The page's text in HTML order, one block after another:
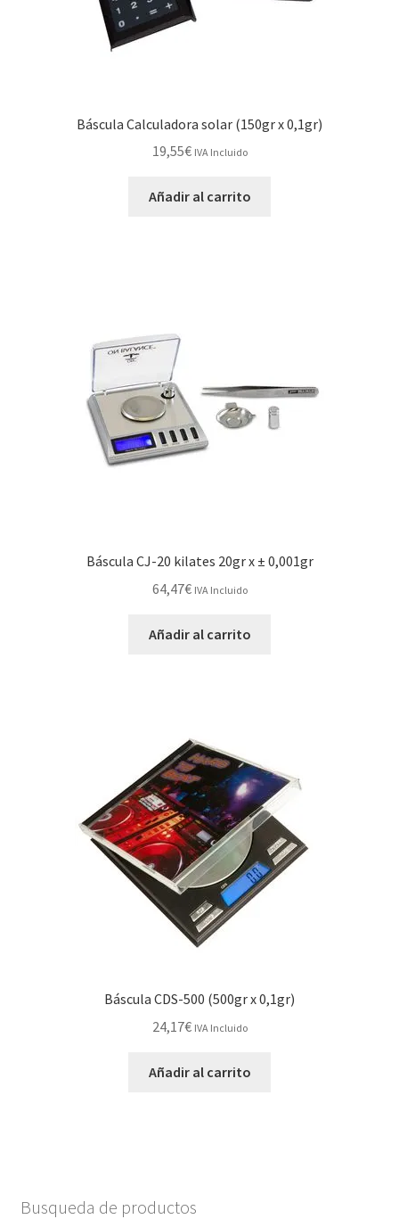
Báscula Calculadora solar (150gr x 0,1gr)
19,55€ IVA Incluido
Añadir al carrito
Báscula CJ-20 kilates 20gr x ± 0,001gr
64,47€ IVA Incluido
Añadir al carrito
Báscula CDS-500 (500gr x 0,1gr)
24,17€ IVA Incluido
Añadir al carrito
Busqueda de productos